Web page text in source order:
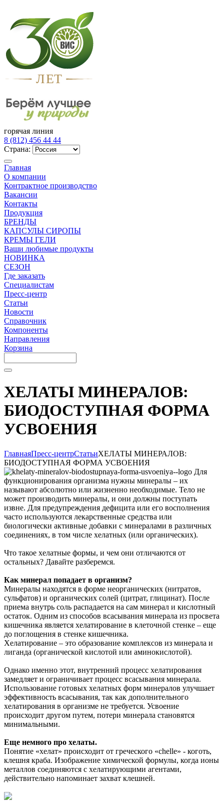
ЛЕТ
горячая линия
8 (812) 456 44 44
Страна:
Главная
О компании
Контрактное производство
Вакансии
Контакты
Продукция
БРЕНДЫ
КАПСУЛЫ СИРОПЫ
КРЕМЫ ГЕЛИ
Ваши любимые продукты
НОВИНКА
СЕЗОН
Где заказать
Специалистам
Пресс-центр
Статьи
Новости
Справочник
Компоненты
Направления
Корзина
ХЕЛАТЫ МИНЕРАЛОВ:
БИОДОСТУПНАЯ ФОРМА
УСВОЕНИЯ
ГлавнаяПресс-центрСтатьиХЕЛАТЫ МИНЕРАЛОВ:
БИОДОСТУПНАЯ ФОРМА УСВОЕНИЯ
Для
функционирования организма нужны минералы – их
называют абсолютно или жизненно необходимые. Тело не
может производить минералы, и они должны поступать
извне. Для предупреждения дефицита или его восполнения
часто используются лекарственные средства или
биологически активные добавки с минералами в различных
соединениях, в том числе хелатных (или органических).
Что такое хелатные формы, и чем они отличаются от
остальных? Давайте разберемся.
Как минерал попадает в организм?
Минералы находятся в форме неорганических (нитратов,
сульфатов) и органических солей (цитрат, глицинат). После
приема внутрь соль распадается на сам минерал и кислотный
остаток. Одним из способов всасывания минерала из просвета
кишечника является хелатирование в клеточной стенке – еще
до поглощения в стенке кишечника.
Хелатирование – это образование комплексов из минерала и
лиганда (органической кислотой или аминокислотой).
Однако именно этот, внутренний процесс хелатирования
замедляет и ограничивает процесс всасывания минерала.
Использование готовых хелатных форм минералов улучшает
эффективность всасывания, так как дополнительного
хелатирования в организме не требуется. Усвоение
происходит другом путем, потери минерала становятся
минимальными.
Еще немного про хелаты.
Понятие «хелат» происходит от греческого «chelle» - коготь,
клешня краба. Изображение химической формулы, когда ионы
металлов соединяются с хелатирующими агентами,
действительно напоминает захват клешней.